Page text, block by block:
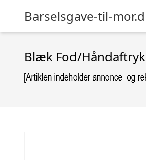
Barselsgave-til-
Blæk Fod/